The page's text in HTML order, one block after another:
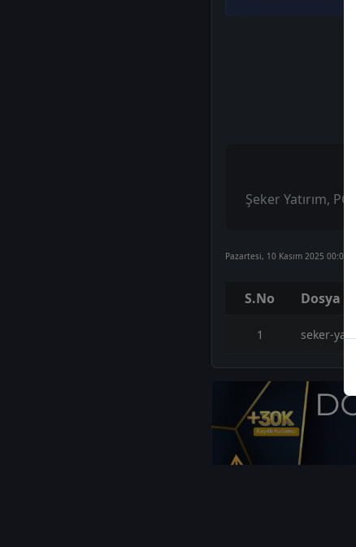
Şeker Yatırım,
Pazartesi, 10 Kasım 2025 00:00
S.No Dosya Adı
1 seker-